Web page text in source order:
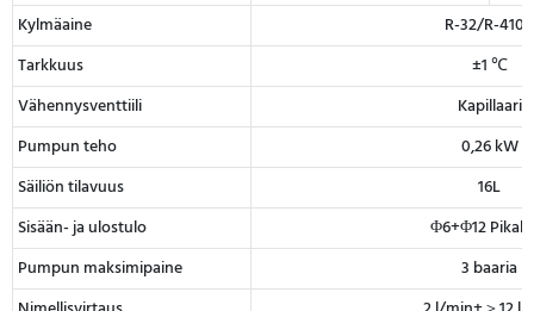
Kylmäaine
R-32/R-410A
Tarkkuus
±1 ℃
Vähennysventtiili
Kapillaari
Pumpun teho
0,26 kW
Säiliön tilavuus
16L
Sisään- ja ulostulo
Φ6+Φ12
Pumpun maksimipaine
3 baaria